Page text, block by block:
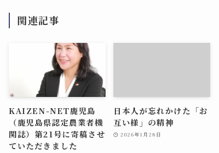
関連記事
KAIZEN-NET鹿児島
（鹿児島県認定農業者機
関誌）第21号に寄稿させ
ていただきました
日本人が忘れかけた「お
互い様」の精神
2026年1月28日